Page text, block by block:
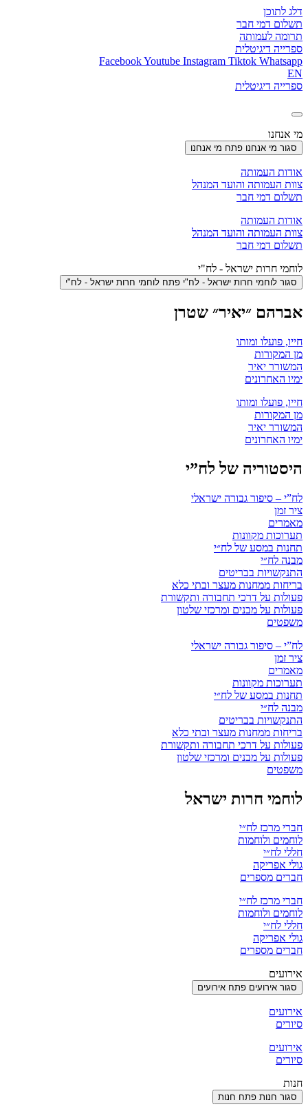
דלג לתוכן
תשלום דמי חבר
תרומה לעמותה
ספרייה דיגיטלית
FacebookYoutube Instagram Tiktok Whatsapp
EN
ספרייה דיגיטלית
מי אנחנו
סגור מי אנחנו פתח מי אנחנו
אודות העמותה
צוות העמותה והועד המנהל
תשלום דמי חבר
אודות העמותה
צוות העמותה והועד המנהל
תשלום דמי חבר
לוחמי חרות ישראל - לח"י
סגור לוחמי חרות ישראל - לח"י פתח לוחמי חרות ישראל - לח"י
אברהם ״יאיר״ שטרן
חייו, פועלו ומותו
מן המקורות
המשורר יאיר
ימיו האחרונים
חייו, פועלו ומותו
מן המקורות
המשורר יאיר
ימיו האחרונים
היסטוריה של לח”י
לח”י – סיפור גבורה ישראלי
ציר זמן
מאמרים
תערוכות מקוונות
תחנות במסע של לח״י
מבנה לח״י
התנקשויות בבריטים
בריחות ממחנות מעצר ובתי כלא
פעולות על דרכי תחבורה ותקשורת
פעולות על מבנים ומרכזי שלטון
משפטים
לח”י – סיפור גבורה ישראלי
ציר זמן
מאמרים
תערוכות מקוונות
תחנות במסע של לח״י
מבנה לח״י
התנקשויות בבריטים
בריחות ממחנות מעצר ובתי כלא
פעולות על דרכי תחבורה ותקשורת
פעולות על מבנים ומרכזי שלטון
משפטים
לוחמי חרות ישראל
חברי מרכז לח״י
לוחמים ולוחמות
חללי לח״י
גולי אפריקה
חברים מספרים
חברי מרכז לח״י
לוחמים ולוחמות
חללי לח״י
גולי אפריקה
חברים מספרים
אירועים
סגור אירועים פתח אירועים
אירועים
סיורים
אירועים
סיורים
חנות
סגור חנות פתח חנות